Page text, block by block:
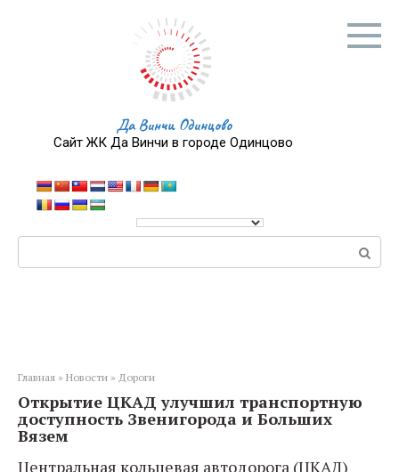
Да Винчи Одинцово
Сайт ЖК Да Винчи в городе Одинцово
Главная » Новости » Дороги
Открытие ЦКАД улучшил транспортную
доступность Звенигорода и Больших
Вязем
Центральная кольцевая автодорога (ЦКАД)